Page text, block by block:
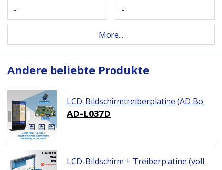
- -
More...
Andere beliebte Produkte
LCD-Bildschirmtreiberplatine (AD Bo
ard)
AD-L037D
LCD-Bildschirm + Treiberplatine (voll